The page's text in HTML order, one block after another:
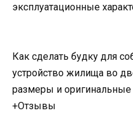
эксплуатационные
Как сделать будку для
устройство жилища во
размеры и
+Отзывы